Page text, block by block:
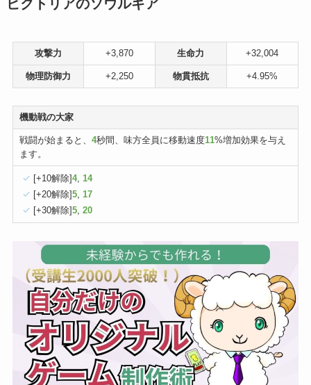
ビクトリアのソウルギア
攻撃力 +3,870 生命力 +32,004
物理防御力 +2,250 物貫抵抗 +4.95%
機動戦の大家
戦闘が始まると、4秒間、味方全員に移動速度11%増加効果を与え
ます。
[+10解除]4, 14
[+20解除]5, 17
[+30解除]5, 20